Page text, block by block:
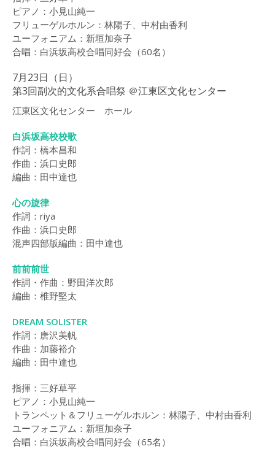
ピアノ：小見山純一
フリューゲルホルン：林陽子、中村由香利
ユーフォニアム：新垣加奈子
合唱：白浜坂高校合唱同好会（60名）
7月23日（日）
第3回副次的文化系合唱祭 ＠江東区文化センター
江東区文化センター ホール
白浜坂高校校歌
作詞：橋本昌和
作曲：浜口史郎
編曲：田中達也
心の旋律
作詞：riya
作曲：浜口史郎
混声四部版編曲：田中達也
前前前世
作詞・作曲：野田洋次郎
編曲：椎野堅太
DREAM SOLISTER
作詞：唐沢美帆
作曲：加藤裕介
編曲：田中達也
指揮：三好草平
ピアノ：小見山純一
トランペット＆フリューゲルホルン：林陽子、中村由香利
ユーフォニアム：新垣加奈子
合唱：白浜坂高校合唱同好会（65名）